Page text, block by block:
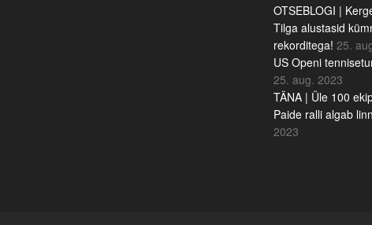
OTSEBLOGI |
Tilga alustasid
rekorditega! 25.
US Openi
25. aug. 2023
TÄNA | Üle 100
Paide ralli algab
2023